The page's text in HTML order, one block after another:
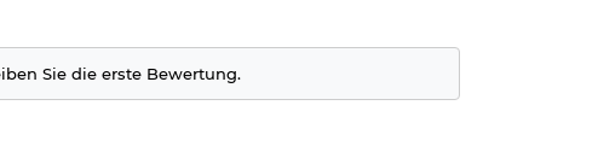
Sie die erste Bewertung.